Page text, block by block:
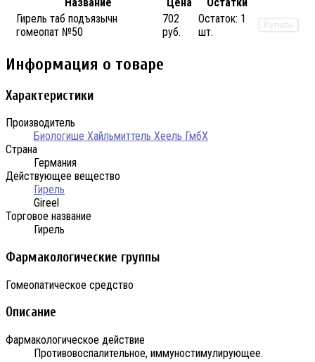
Гирель таб подъязычн
гомеопат №50
702
руб.
Остаток: 1
шт.
Купить
Информация о товаре
Характеристики
Производитель
Биологише Хайльмиттель Хеель ГмбХ
Страна
Германия
Действующее вещество
Гирель
Gireel
Торговое название
Гирель
Фармакологические группы
Гомеопатическое средство
Описание
Фармакологическое действие
Противовоспалительное, иммуностимулирующее.